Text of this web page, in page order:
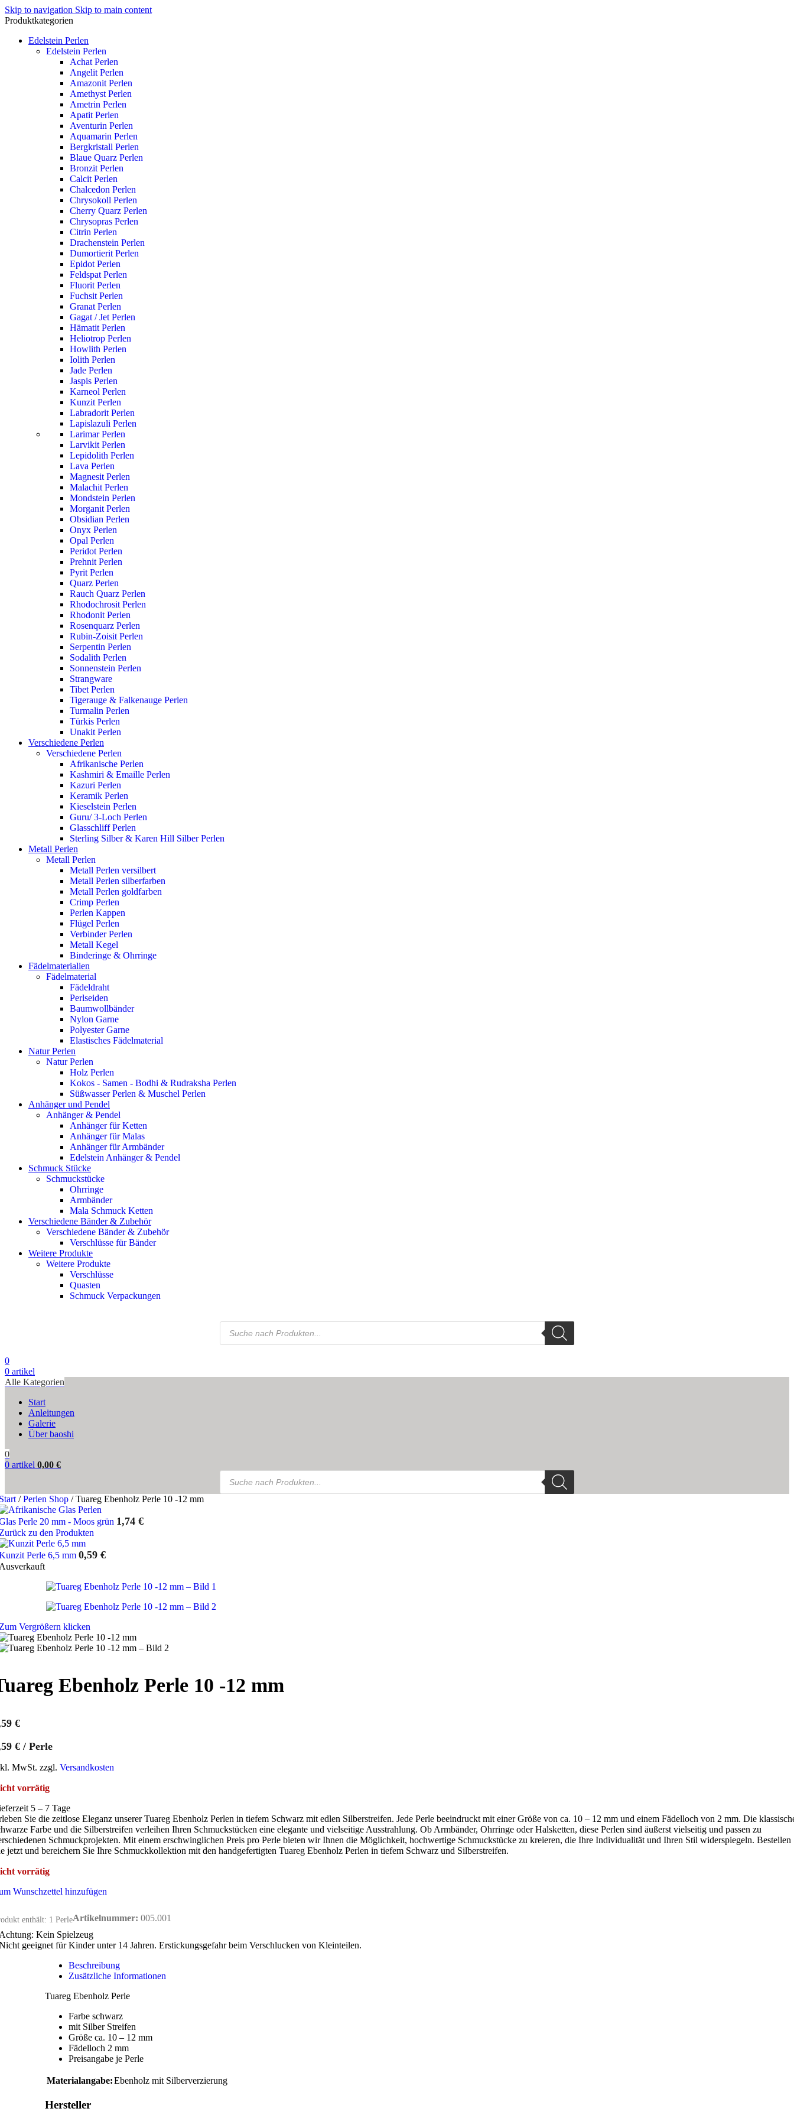
Skip to navigation Skip to main content
Produktkategorien
Edelstein Perlen
Edelstein Perlen
Achat Perlen
Angelit Perlen
Amazonit Perlen
Amethyst Perlen
Ametrin Perlen
Apatit Perlen
Aventurin Perlen
Aquamarin Perlen
Bergkristall Perlen
Blaue Quarz Perlen
Bronzit Perlen
Calcit Perlen
Chalcedon Perlen
Chrysokoll Perlen
Cherry Quarz Perlen
Chrysopras Perlen
Citrin Perlen
Drachenstein Perlen
Dumortierit Perlen
Epidot Perlen
Feldspat Perlen
Fluorit Perlen
Fuchsit Perlen
Granat Perlen
Gagat / Jet Perlen
Hämatit Perlen
Heliotrop Perlen
Howlith Perlen
Iolith Perlen
Jade Perlen
Jaspis Perlen
Karneol Perlen
Kunzit Perlen
Labradorit Perlen
Lapislazuli Perlen
Larimar Perlen
Larvikit Perlen
Lepidolith Perlen
Lava Perlen
Magnesit Perlen
Malachit Perlen
Mondstein Perlen
Morganit Perlen
Obsidian Perlen
Onyx Perlen
Opal Perlen
Peridot Perlen
Prehnit Perlen
Pyrit Perlen
Quarz Perlen
Rauch Quarz Perlen
Rhodochrosit Perlen
Rhodonit Perlen
Rosenquarz Perlen
Rubin-Zoisit Perlen
Serpentin Perlen
Sodalith Perlen
Sonnenstein Perlen
Strangware
Tibet Perlen
Tigerauge & Falkenauge Perlen
Turmalin Perlen
Türkis Perlen
Unakit Perlen
Verschiedene Perlen
Verschiedene Perlen
Afrikanische Perlen
Kashmiri & Emaille Perlen
Kazuri Perlen
Keramik Perlen
Kieselstein Perlen
Guru/ 3-Loch Perlen
Glasschliff Perlen
Sterling Silber & Karen Hill Silber Perlen
Metall Perlen
Metall Perlen
Metall Perlen versilbert
Metall Perlen silberfarben
Metall Perlen goldfarben
Crimp Perlen
Perlen Kappen
Flügel Perlen
Verbinder Perlen
Metall Kegel
Binderinge & Ohrringe
Fädelmaterialien
Fädelmaterial
Fädeldraht
Perlseiden
Baumwollbänder
Nylon Garne
Polyester Garne
Elastisches Fädelmaterial
Natur Perlen
Natur Perlen
Holz Perlen
Kokos - Samen - Bodhi & Rudraksha Perlen
Süßwasser Perlen & Muschel Perlen
Anhänger und Pendel
Anhänger & Pendel
Anhänger für Ketten
Anhänger für Malas
Anhänger für Armbänder
Edelstein Anhänger & Pendel
Schmuck Stücke
Schmuckstücke
Ohrringe
Armbänder
Mala Schmuck Ketten
Verschiedene Bänder & Zubehör
Verschiedene Bänder & Zubehör
Verschlüsse für Bänder
Weitere Produkte
Weitere Produkte
Verschlüsse
Quasten
Schmuck Verpackungen
Products
search
0
0 artikel
Alle Kategorien
Start
Anleitungen
Galerie
Über baoshi
0
0 artikel 0,00 €
Products
search
/ Perlen Shop / Tuareg Ebenholz Perle 10 -12 mm
Perle 20 mm - Moos grün 1,74 €
zu den Produkten
Perle 6,5 mm 0,59 €
Vergrößern klicken
Ebenholz Perle 10 -12 mm
€
€ / Perle
MwSt. zzgl. Versandkosten
vorrätig
5 – 7 Tage
Sie die zeitlose Eleganz unserer Tuareg Ebenholz Perlen in tiefem Schwarz mit edlen Silberstreifen. Jede Perle beeindruckt mit einer Größe von ca. 10 – 12 mm und einem Fädelloch von 2 mm. Die
Farbe und die Silberstreifen verleihen Ihren Schmuckstücken eine elegante und vielseitige Ausstrahlung. Ob Armbänder, Ohrringe oder Halsketten, diese Perlen sind äußerst vielseitig und passen zu
Schmuckprojekten. Mit einem erschwinglichen Preis pro Perle bieten wir Ihnen die Möglichkeit, hochwertige Schmuckstücke zu kreieren, die Ihre Individualität und Ihren Stil widerspiegeln. Bestellen
jetzt und bereichern Sie Ihre Schmuckkollektion mit den handgefertigten Tuareg Ebenholz Perlen in tiefem Schwarz und Silberstreifen.
vorrätig
Wunschzettel hinzufügen
enthält: 1 PerleArtikelnummer: 005.001
Kein Spielzeug
geeignet für Kinder unter 14 Jahren. Erstickungsgefahr beim Verschlucken von Kleinteilen.
Beschreibung
Zusätzliche Informationen
Tuareg Ebenholz Perle
Farbe schwarz
mit Silber Streifen
Größe ca. 10 – 12 mm
Fädelloch 2 mm
Preisangabe je Perle
Materialangabe:Ebenholz mit Silberverzierung
Hersteller